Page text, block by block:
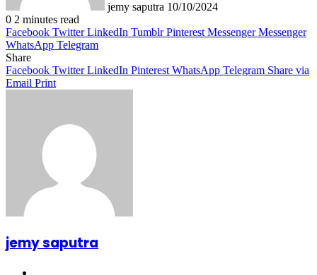
jemy saputra 10/10/2024
0 2 minutes read
Facebook Twitter LinkedIn Tumblr Pinterest Messenger Messenger
WhatsApp Telegram
Share
Facebook Twitter LinkedIn Pinterest WhatsApp Telegram Share via
Email Print
jemy saputra